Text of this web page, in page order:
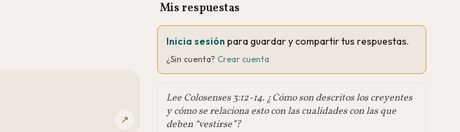
↗
Mis respuestas
Inicia sesión para guardar y compartir tus respuestas.
¿Sin cuenta? Crear cuenta
Lee Colosenses 3:12-14. ¿Cómo son descritos los creyentes
y cómo se relaciona esto con las cualidades con las que
deben “vestirse”?